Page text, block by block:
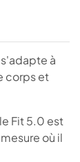
à
corps et
Fit 5.0 est
où il